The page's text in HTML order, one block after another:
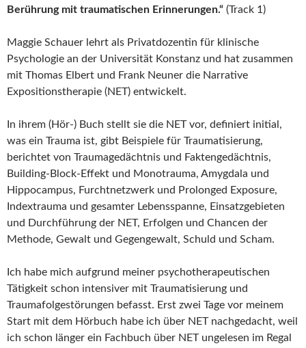
Berührung mit traumatischen Erinnerungen.“ (Track 1)
Maggie Schauer lehrt als Privatdozentin für klinische
Psychologie an der Universität Konstanz und hat zusammen
mit Thomas Elbert und Frank Neuner die Narrative
Expositionstherapie (NET) entwickelt.
In ihrem (Hör-) Buch stellt sie die NET vor, definiert initial,
was ein Trauma ist, gibt Beispiele für Traumatisierung,
berichtet von Traumagedächtnis und Faktengedächtnis,
Building-Block-Effekt und Monotrauma, Amygdala und
Hippocampus, Furchtnetzwerk und Prolonged Exposure,
Indextrauma und gesamter Lebensspanne, Einsatzgebieten
und Durchführung der NET, Erfolgen und Chancen der
Methode, Gewalt und Gegengewalt, Schuld und Scham.
Ich habe mich aufgrund meiner psychotherapeutischen
Tätigkeit schon intensiver mit Traumatisierung und
Traumafolgestörungen befasst. Erst zwei Tage vor meinem
Start mit dem Hörbuch habe ich über NET nachgedacht, weil
ich schon länger ein Fachbuch über NET ungelesen im Regal